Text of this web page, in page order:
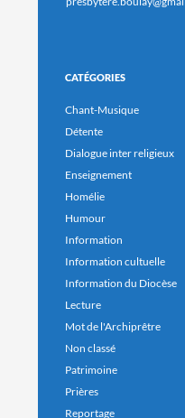
CATÉGORIES
Chant-Musique
Détente
Dialogue inter religieux
Enseignement
Homélie
Humour
Information
Information cultuelle
Information du Diocèse
Lecture
Mot de l'Archiprêtre
Non classé
Patrimoine
Prières
Reportage